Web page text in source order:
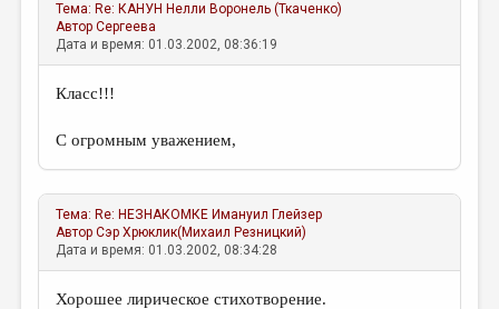
Тема: Re: КАНУН Нелли Воронель (Ткаченко)
АвторСергеева
Дата и время: 01.03.2002, 08:36:19
Класс!!!
С огромным уважением,
Тема: Re: НЕЗНАКОМКЕ Имануил Глейзер
АвторСэр Хрюклик(Михаил Резницкий)
Дата и время: 01.03.2002, 08:34:28
Хорошее лирическое стихотворение.